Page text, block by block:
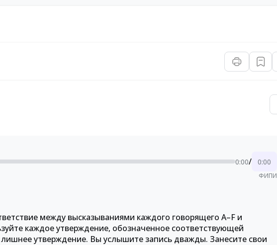
0:00/ 0:00
ФИПИ
между высказываниями каждого говорящего A–F и
каждое утверждение, обозначенное соответствующей
утверждение. Вы услышите запись дважды. Занесите свои